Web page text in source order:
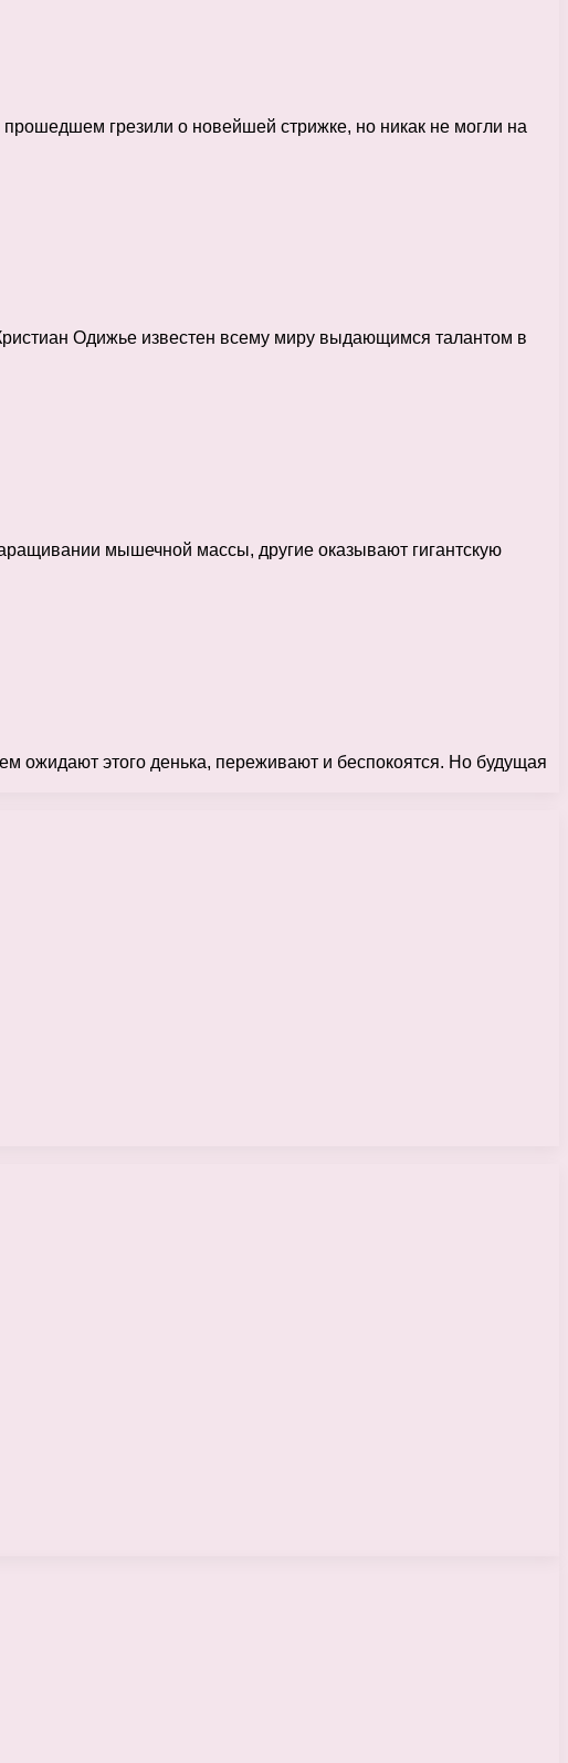
грезили о новейшей стрижке, но никак не могли на
Одижье известен всему миру выдающимся талантом в
мышечной массы, другие оказывают гигантскую
ожидают этого денька, переживают и беспокоятся. Но будущая